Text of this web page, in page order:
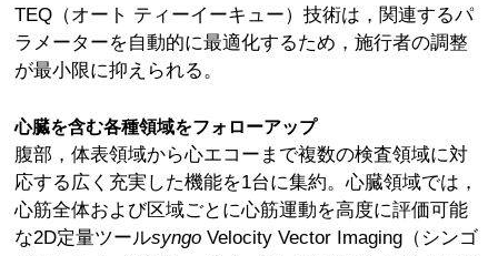
TEQ（オート ティーイーキュー）技術は，関連するパ
ラメーターを自動的に最適化するため，施行者の調整
が最小限に抑えられる。
心臓を含む各種領域をフォローアップ
腹部，体表領域から心エコーまで複数の検査領域に対
応する広く充実した機能を1台に集約。心臓領域では，
心筋全体および区域ごとに心筋運動を高度に評価可能
な2D定量ツールsyngo Velocity Vector Imaging（シンゴ